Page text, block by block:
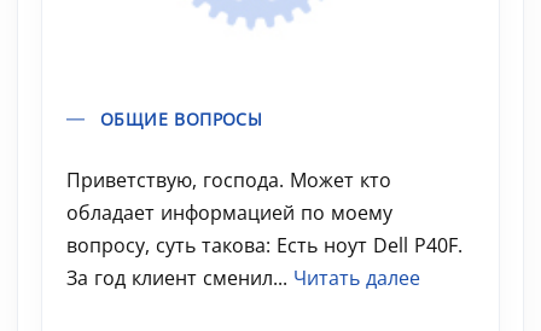
ОБЩИЕ ВОПРОСЫ
Приветствую, господа. Может кто
обладает информацией по моему
вопросу, суть такова: Есть ноут Dell P40F.
За год клиент сменил... Читать далее